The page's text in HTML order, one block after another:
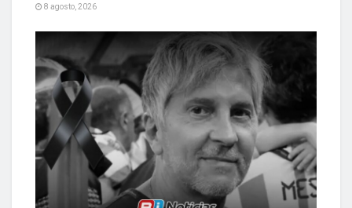
8 agosto, 2026